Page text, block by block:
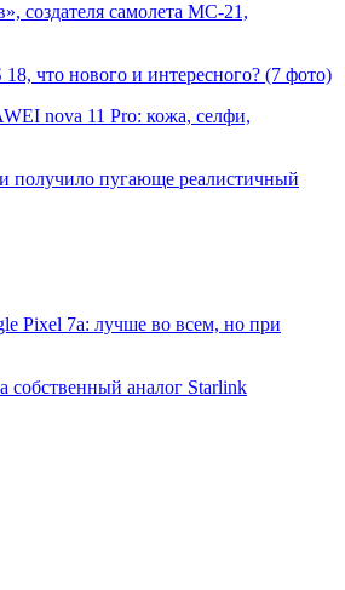
создателя самолета МС-21,
что нового и интересного? (7 фото)
nova 11 Pro: кожа, селфи,
получило пугающе реалистичный
Pixel 7a: лучше во всем, но при
собственный аналог Starlink